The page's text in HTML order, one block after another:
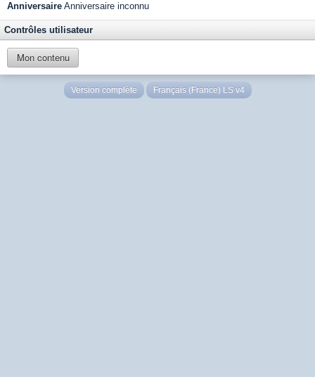
Anniversaire Anniversaire inconnu
Contrôles utilisateur
Mon contenu
Version complète Français (France) LS v4